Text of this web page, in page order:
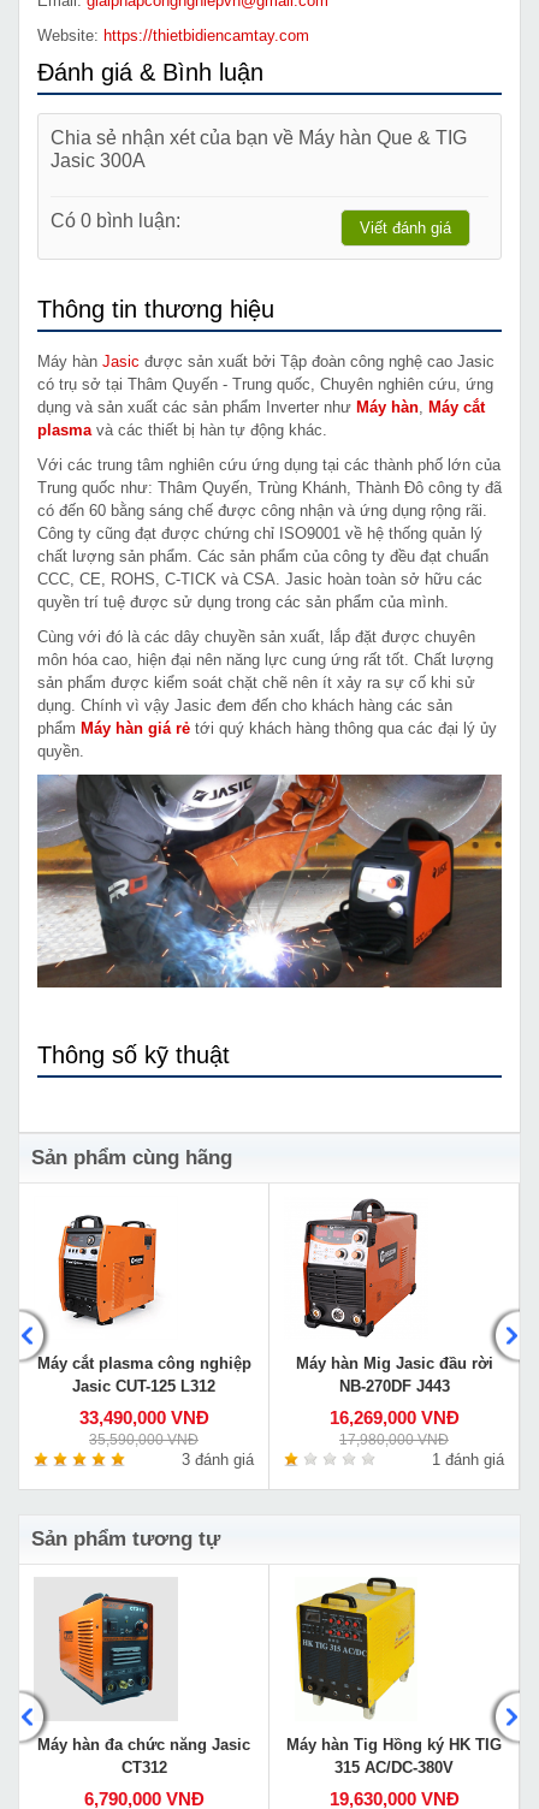
Website: https://thietbidiencamtay.com
Đánh giá & Bình luận
Chia sẻ nhận xét của bạn về Máy hàn Que & TIG
Jasic 300A
Có 0 bình luận: Viết đánh giá
Thông tin thương hiệu
Máy hàn Jasic được sản xuất bởi Tập đoàn công nghệ cao Jasic
có trụ sở tại Thâm Quyến - Trung quốc, Chuyên nghiên cứu, ứng
dụng và sản xuất các sản phẩm Inverter như Máy hàn Máy cắt
plasma và các thiết bị hàn tự động khác.
Với các trung tâm nghiên cứu ứng dụng tại các thành phố lớn của
Trung quốc như: Thâm Quyến, Trùng Khánh, Thành Đô công ty đã
có đến 60 bằng sáng chế được công nhận và ứng dụng rộng rãi.
Công ty cũng đạt được chứng chỉ ISO9001 về hệ thống quản lý
chất lượng sản phẩm. Các sản phẩm của công ty đều đạt chuẩn
CCC, CE, ROHS, C-TICK và CSA. Jasic hoàn toàn sở hữu các
quyền trí tuệ được sử dụng trong các sản phẩm của mình.
Cùng với đó là các dây chuyền sản xuất, lắp đặt được chuyên
môn hóa cao, hiện đại nên năng lực cung ứng rất tốt. Chất lượng
sản phẩm được kiểm soát chặt chẽ nên ít xảy ra sự cố khi sử
dụng. Chính vì vậy Jasic đem đến cho khách hàng các sản
phẩm Máy hàn giá rẻ tới quý khách hàng thông qua các đại lý ủy
quyền.
Thông số kỹ thuật
Sản phẩm cùng hãng
Máy cắt plasma công nghiệp
Jasic CUT-125 L312
33,490,000 VNĐ
35,590,000 VNĐ
3 đánh giá
Máy hàn Mig Jasic đầu rời
NB-270DF J443
16,269,000 VNĐ
17,980,000 VNĐ
1 đánh giá
Sản phẩm tương tự
Máy hàn đa chức năng Jasic
CT312
6,790,000 VNĐ
Máy hàn Tig Hồng ký HK TIG
315 AC/DC-380V
19,630,000 VNĐ